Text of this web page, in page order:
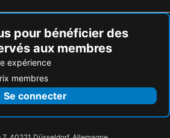
pour bénéficier des
aux membres
expérience
membres
Se connecter